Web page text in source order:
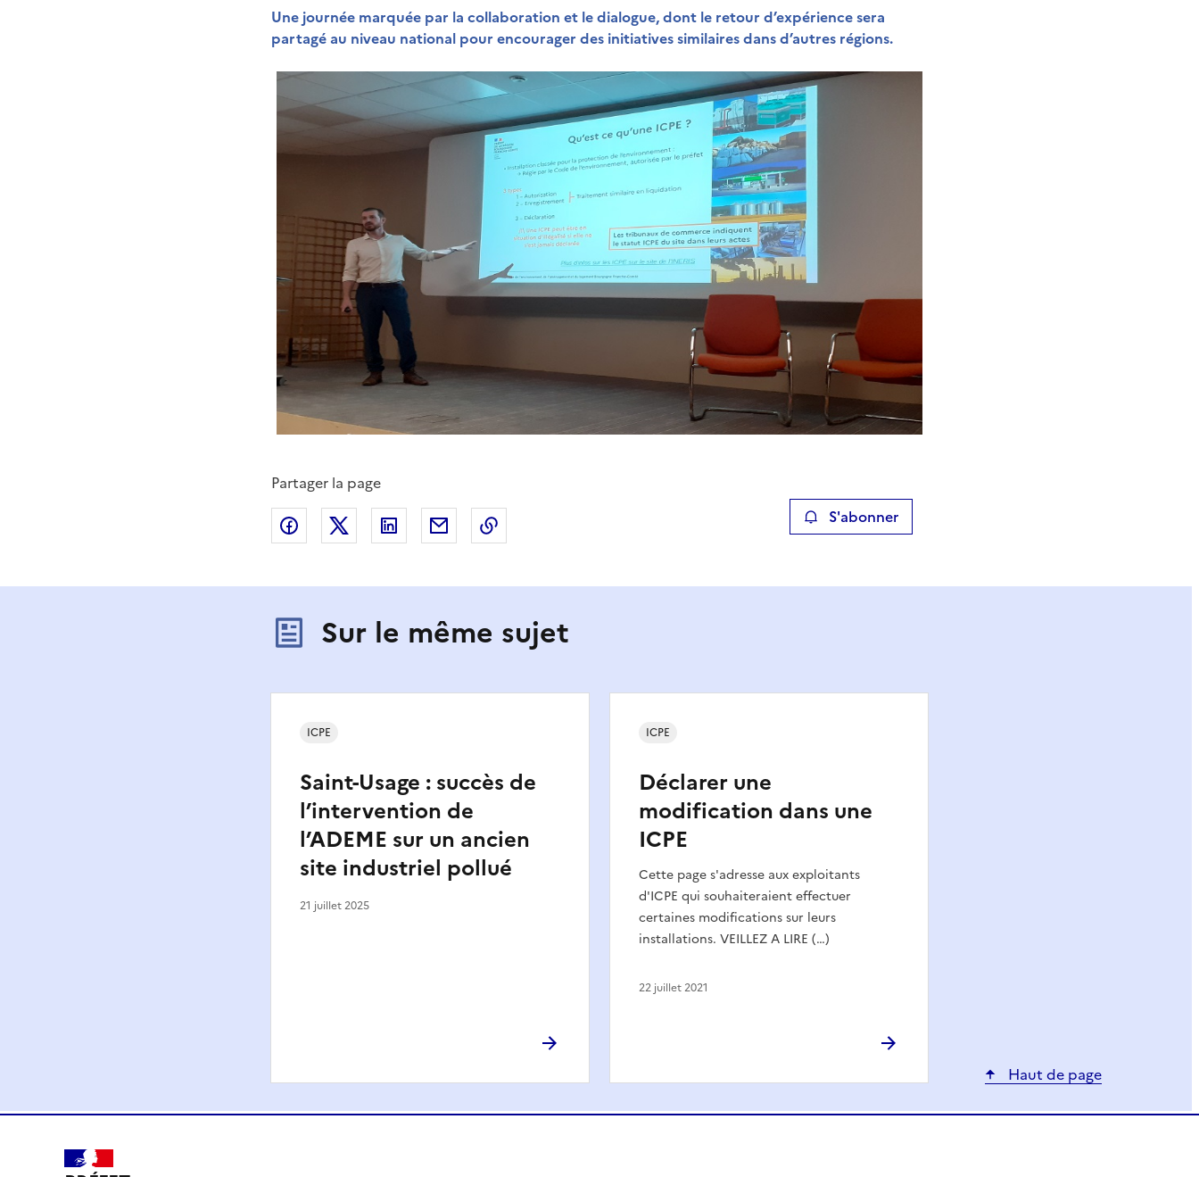
Une journée marquée par la collaboration et le dialogue, dont le retour d’expérience sera
partagé au niveau national pour encourager des initiatives similaires dans d’autres régions.
Partager la page
Partager sur Facebook
Partager sur XPartager sur LinkedIn
Partager par emailCopier le lien de la page dans le presse-papier S'abonner
Sur le même sujet
Saint-Usage : succès de
l’intervention de
l’ADEME sur un ancien
site industriel pollué
ICPE
21 juillet 2025
Déclarer une
modification dans une
ICPE
Cette page s'adresse aux exploitants
d'ICPE qui souhaiteraient effectuer
certaines modifications sur leurs
installations. VEILLEZ A LIRE (…)
ICPE
22 juillet 2021
Haut de page